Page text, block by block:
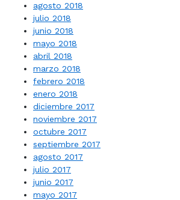
agosto 2018
julio 2018
junio 2018
mayo 2018
abril 2018
marzo 2018
febrero 2018
enero 2018
diciembre 2017
noviembre 2017
octubre 2017
septiembre 2017
agosto 2017
julio 2017
junio 2017
mayo 2017